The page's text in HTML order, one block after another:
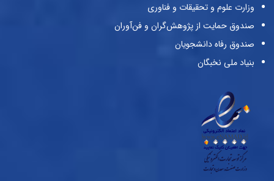
وزارت علوم و تحقیقات و فناوری
صندوق حمایت از پژوهش‌گران و فن‌آوران
صندوق رفاه دانشجویان
بنیاد ملی نخبگان